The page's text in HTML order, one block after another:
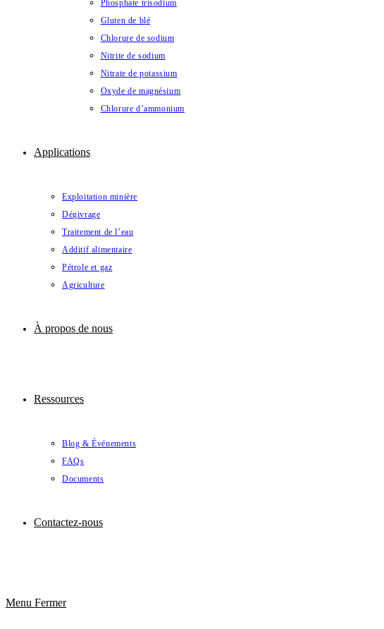
Phosphate trisodium
Gluten de blé
Chlorure de sodium
Nitrite de sodium
Nitrate de potassium
Oxyde de magnésium
Chlorure d’ammonium
Applications
Exploitation minière
Dégivrage
Traitement de l’eau
Additif alimentaire
Pétrole et gaz
Agriculture
À propos de nous
Ressources
Blog & Événements
FAQs
Documents
Contactez-nous
Menu Fermer